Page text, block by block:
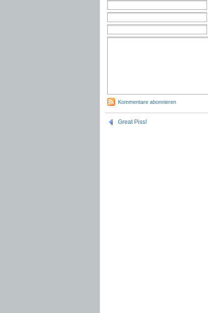
Kommentare abonnieren
Great Piss!